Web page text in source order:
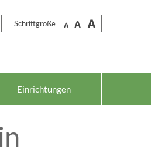
Schriftgröße A A A
suchen
Einrichtungen